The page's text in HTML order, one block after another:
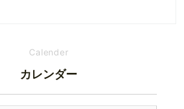
Calender
カレンダー